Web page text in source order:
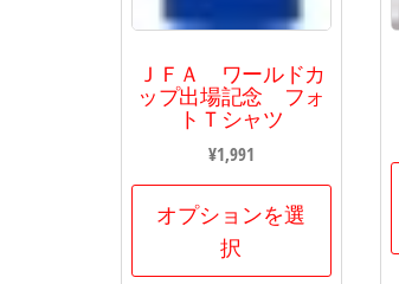
ＪＦＡ ワールドカ
ップ出場記念 フォ
トＴシャツ
¥1,991
オプションを選
択
こ